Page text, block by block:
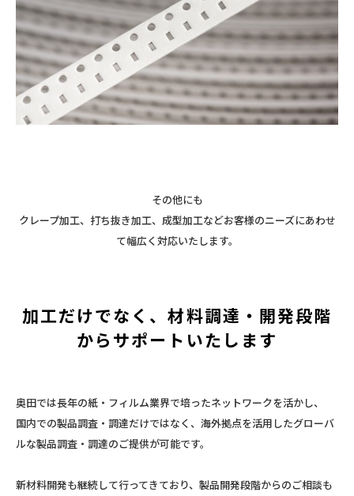
その他にも
クレープ加工、打ち抜き加工、成型加工などお客様のニーズにあわせ
て幅広く対応いたします。
加工だけでなく、材料調達・開発段階
からサポートいたします
奥田では長年の紙・フィルム業界で培ったネットワークを活かし、
国内での製品調査・調達だけではなく、海外拠点を活用したグローバ
ルな製品調査・調達のご提供が可能です。
新材料開発も継続して行ってきており、製品開発段階からのご相談も